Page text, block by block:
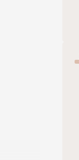
與在地
參考。
式套用
麵包師
被重